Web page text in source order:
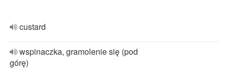
custard
wspinaczka, gramolenie się (pod
górę)